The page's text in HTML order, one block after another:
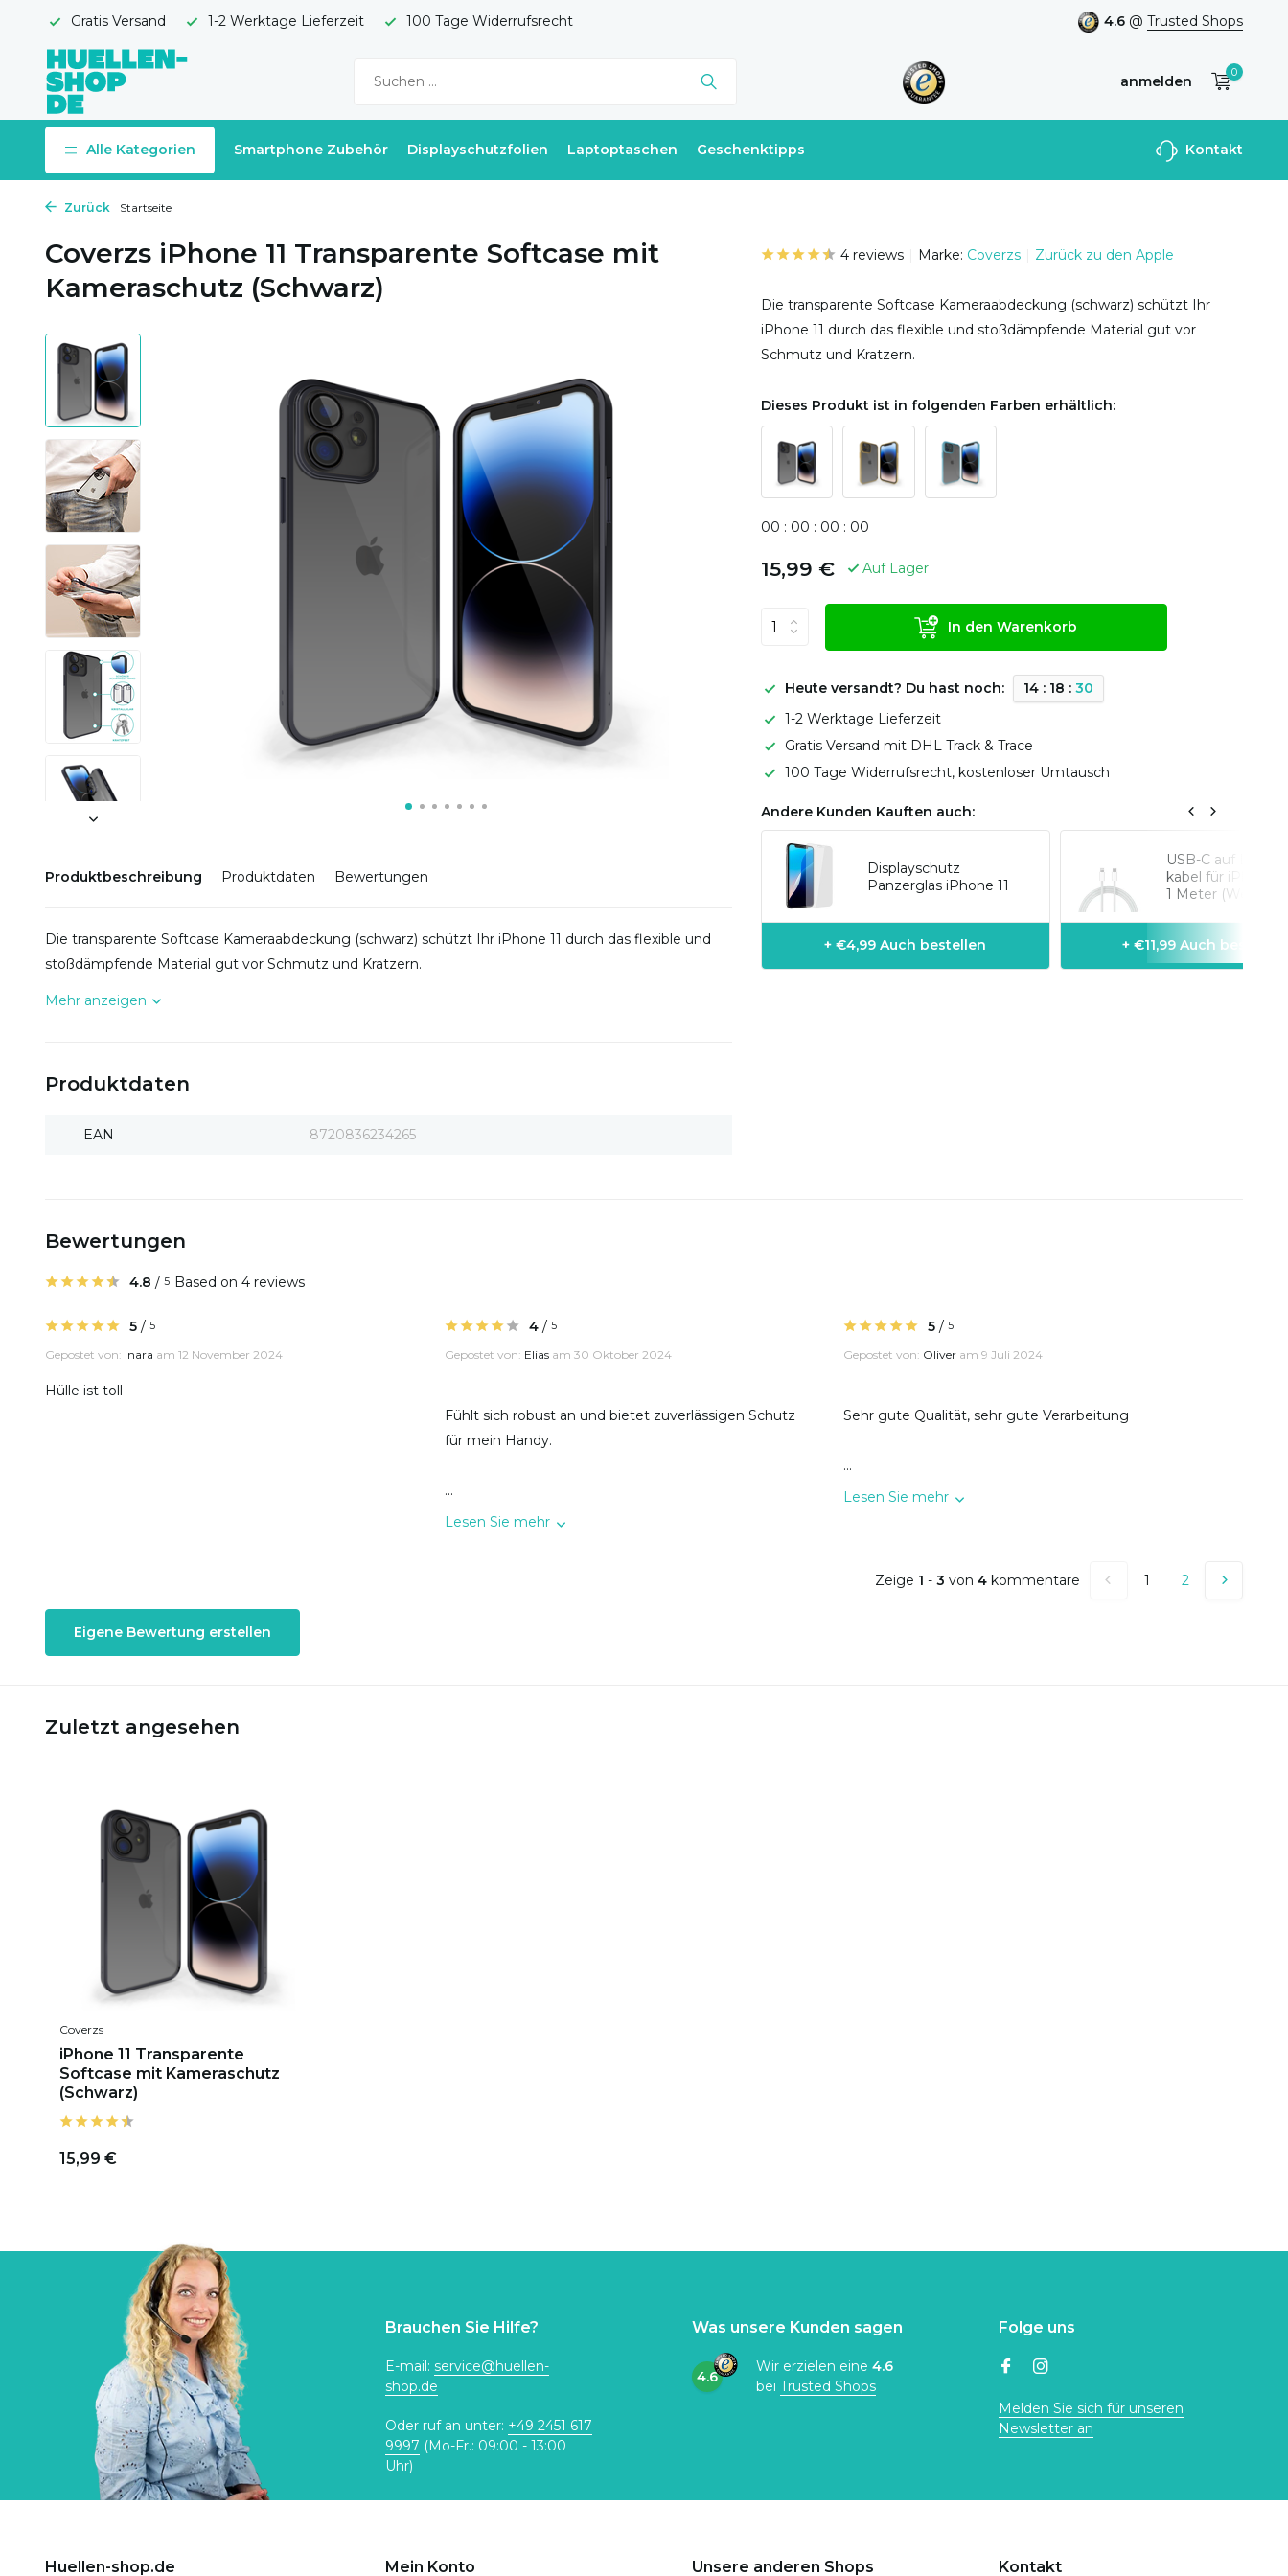
Gratis Versand 1-2 Werktage Lieferzeit 100 Tage Widerrufsrecht 4.6 @ Trusted Shops
anmelden
Benutzerkonto
0
Alle Kategorien Smartphone Zubehör Displayschutzfolien Laptoptaschen Geschenktipps Kontakt
Zurück Startseite
Coverzs iPhone 11 Transparente Softcase mit
Kameraschutz (Schwarz)
Produktbeschreibung Produktdaten Bewertungen
Die transparente Softcase Kameraabdeckung (schwarz) schützt Ihr iPhone 11 durch das flexible und
stoßdämpfende Material gut vor Schmutz und Kratzern.
Mehr anzeigen
Produktdaten
EAN 8720836234265
4 reviews Marke: Coverzs Zurück zu den Apple
Die transparente Softcase Kameraabdeckung (schwarz) schützt Ihr
iPhone 11 durch das flexible und stoßdämpfende Material gut vor
Schmutz und Kratzern.
Dieses Produkt ist in folgenden Farben erhältlich:
00 : 00 : 00 : 00
15,99 € Auf Lager
In den Warenkorb
Heute versandt? Du hast noch: 14: 18 : 30
1-2 Werktage Lieferzeit
Gratis Versand mit DHL Track & Trace
100 Tage Widerrufsrecht, kostenloser Umtausch
Andere Kunden Kauften auch:
Displayschutz
Panzerglas iPhone 11
+ €4,99 Auch bestellen
USB-C auf
kabel für iPhone-
1 Meter (Weiß)
+ €11,99 Auch bestellen
Bewertungen
4.8 / 5 Based on 4 reviews
5 / 5
Gepostet von: Inara am 12 November 2024
Hülle ist toll
4/ 5
Gepostet von: Eliasam 30 Oktober 2024
Fühlt sich robust an und bietet zuverlässigen Schutz
für mein Handy.
...
Lesen Sie mehr
5 /5
Gepostet von: Oliver am 9 Juli 2024
Sehr gute Qualität, sehr gute Verarbeitung
...
Lesen Sie mehr
Zeige 1 - 3 von 4 kommentare 1 2
Eigene Bewertung erstellen
Zuletzt angesehen
Coverzs
iPhone 11 Transparente
Softcase mit Kameraschutz
(Schwarz)
15,99 €
Brauchen Sie Hilfe?
E-mail: service@huellen-
shop.de
Oder ruf an unter: +49 2451 617
9997 (Mo-Fr.: 09:00 - 13:00
Uhr)
Was unsere Kunden sagen
4.6
Wir erzielen eine 4.6
bei Trusted Shops
Folge uns
Melden Sie sich für unseren
Newsletter an
Huellen-shop.de Mein Konto Unsere anderen Shops Kontakt